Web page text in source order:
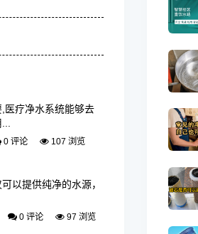
医疗净水系统能够去
0 评论 107 浏览
以提供纯净的水源，
0 评论 97 浏览